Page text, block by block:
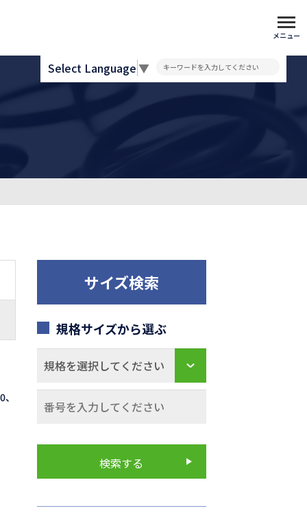
メニュー
Select Language▼
サイズ検索
規格サイズから選ぶ